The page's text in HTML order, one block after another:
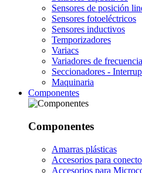
Sensores de posición
Sensores fotoeléctricos
Sensores inductivos
Temporizadores
Variacs
Variadores de
Seccionadores -
Maquinaria
Componentes
Componentes
Amarras plásticas
Accesorios para
Accesorios para